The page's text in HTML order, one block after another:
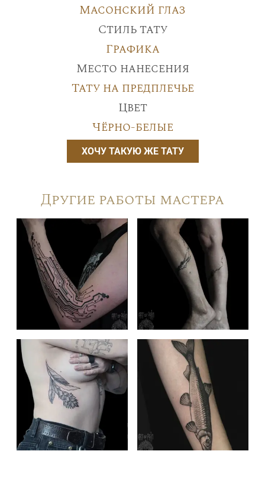
Масонский глаз
Стиль тату
Графика
Место нанесения
Тату на предплечье
Цвет
Чёрно-белые
ХОЧУ ТАКУЮ ЖЕ ТАТУ
Другие работы мастера